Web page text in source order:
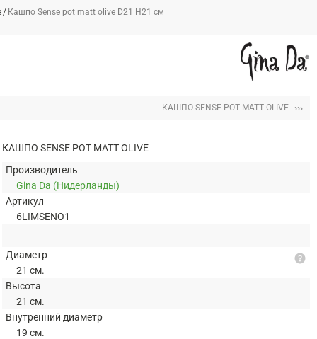
Кашпо Sense pot matt olive D21 H21 см
КАШПО SENSE POT MATT OLIVE ›››
КАШПО SENSE POT MATT OLIVE
Производитель
Gina Da (Нидерланды)
Артикул
6LIMSENO1
Диаметр
21 см.
Высота
21 см.
Внутренний диаметр
19 см.
help